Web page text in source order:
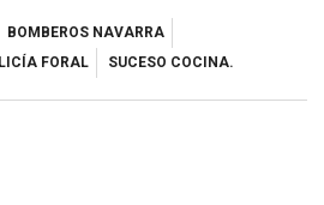
BOMBEROS NAVARRA
FORAL SUCESO COCINA.